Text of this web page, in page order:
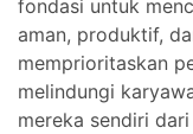
fondasi untuk
aman, produktif,
memprioritaskan
melindungi
mereka sendiri